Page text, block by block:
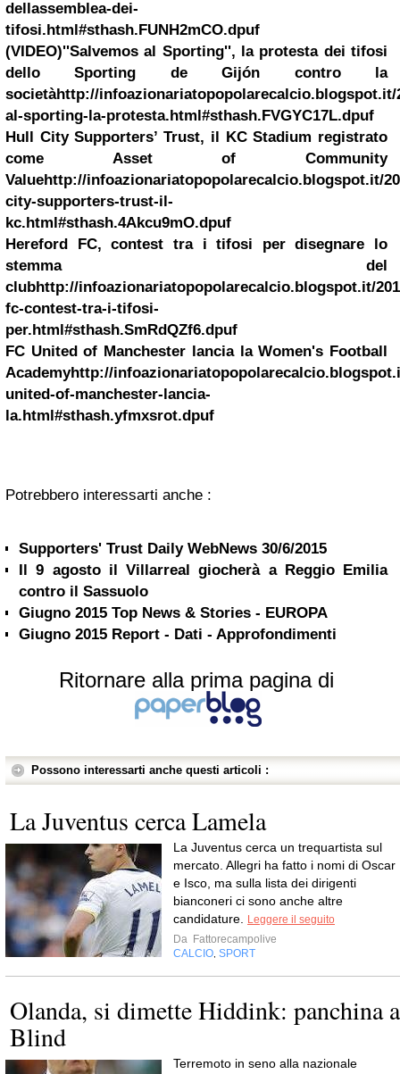
dellassemblea-dei-
tifosi.html#sthash.FUNH2mCO.dpuf
(VIDEO)''Salvemos al Sporting'', la protesta dei tifosi
dello Sporting de Gijón contro la
societàhttp://infoazionariatopopolarecalcio.blogspot.it/
al-sporting-la-protesta.html#sthash.FVGYC17L.dpuf
Hull City Supporters’ Trust, il KC Stadium registrato
come Asset of Community
Valuehttp://infoazionariatopopolarecalcio.blogspot.it/
city-supporters-trust-il-
kc.html#sthash.4Akcu9mO.dpuf
Hereford FC, contest tra i tifosi per disegnare lo
stemma del
clubhttp://infoazionariatopopolarecalcio.blogspot.it/
fc-contest-tra-i-tifosi-
per.html#sthash.SmRdQZf6.dpuf
FC United of Manchester lancia la Women's Football
Academyhttp://
united-of-manchester-lancia-
la.html#sthash.yfmxsrot.dpuf
Potrebbero interessarti anche :
Supporters' Trust Daily WebNews 30/6/2015
Il 9 agosto il Villarreal giocherà a Reggio Emilia
contro il Sassuolo
Giugno 2015 Top News & Stories - EUROPA
Giugno 2015 Report - Dati - Approfondimenti
Ritornare alla prima pagina di
Possono interessarti anche questi articoli :
La Juventus cerca Lamela
La Juventus cerca un trequartista sul
mercato. Allegri ha fatto i nomi di Oscar
e Isco, ma sulla lista dei dirigenti
bianconeri ci sono anche altre
candidature.
Leggere il seguito
Da Fattorecampolive
CALCIO SPORT
Olanda, si dimette Hiddink: panchina a
Blind
Terremoto in seno alla nazionale